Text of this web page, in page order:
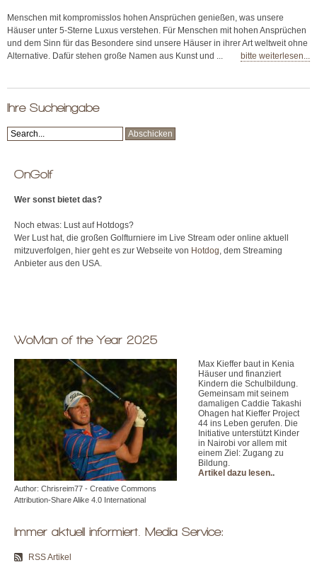
Menschen mit kompromisslos hohen Ansprüchen genießen, was unsere
Häuser unter 5-Sterne Luxus verstehen. Für Menschen mit hohen Ansprüchen
und dem Sinn für das Besondere sind unsere Häuser in ihrer Art weltweit ohne
Alternative. Dafür stehen große Namen aus Kunst und ...
bitte weiterlesen...
Ihre Sucheingabe
OnGolf
Wer sonst bietet das?
Noch etwas: Lust auf Hotdogs?
Wer Lust hat, die großen Golfturniere im Live Stream oder online aktuell
mitzuverfolgen, hier geht es zur Webseite von Hotdog , dem Streaming
Anbieter aus den USA.
WoMan of the Year 2025
Author: Chrisreim77 - Creative Commons
Attribution-Share Alike 4.0 International
Max Kieffer baut in Kenia
Häuser und finanziert
Kindern die Schulbildung.
Gemeinsam mit seinem
damaligen Caddie Takashi
Ohagen hat Kieffer Project
44 ins Leben gerufen. Die
Initiative unterstützt Kinder
in Nairobi vor allem mit
einem Ziel: Zugang zu
Bildung.
Artikel dazu lesen..
Immer aktuell informiert. Media Service:
RSS Artikel